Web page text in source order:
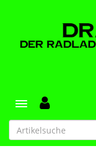
Toggle navigation